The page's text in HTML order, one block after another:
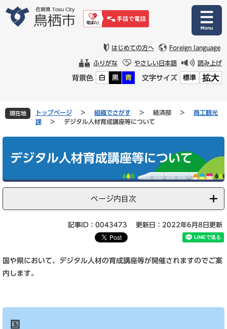
文
はじめての方へ Foreign language
ふりがな やさしい日本語 読み上げ
背景色 白 黒 青 文字サイズ 標準 拡大
現在地 トップページ > 組織でさがす > 経済部 >
商工観光
課
> デジタル人材育成講座等について
デジタル人材育成講座等について
ページ内目次
記事ID：0043473 更新日：2022年6月8日更新
国や県において、デジタル人材の育成講座等が開催されますのでご案
内します。
国